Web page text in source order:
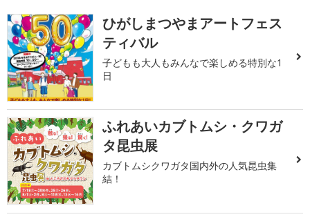
ひがしまつやまアートフェス
ティバル
子どもも大人もみんなで楽しめる特別な1
日
ふれあいカブトムシ・クワガ
タ昆虫展
カブトムシクワガタ国内外の人気昆虫集
結！